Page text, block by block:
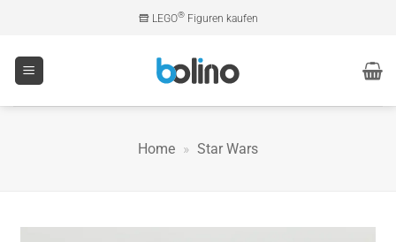
springen
LEGO®Figuren kaufen
Home » Star Wars